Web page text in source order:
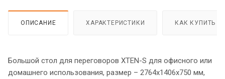
ОПИСАНИЕ ХАРАКТЕРИСТИКИ КАК КУПИТЬ
Большой стол для переговоров XTEN-S для офисного или
домашнего использования, размер – 2764х1406х750 мм,